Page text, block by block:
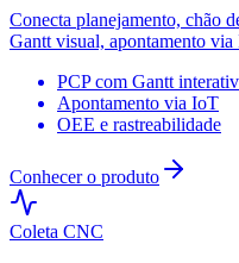
Conecta planejamento, chão
Gantt visual, apontamento
PCP com Gantt
Apontamento via IoT
OEE e rastreabilidade
Conhecer o produto
Coleta CNC